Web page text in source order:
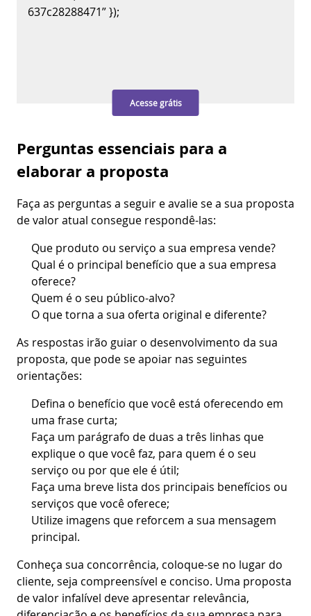
Acesse grátis
637c28288471” });
Perguntas essenciais para a
elaborar a proposta
Faça as perguntas a seguir e avalie se a sua proposta
de valor atual consegue respondê-las:
Que produto ou serviço a sua empresa vende?
Qual é o principal benefício que a sua empresa
oferece?
Quem é o seu público-alvo?
O que torna a sua oferta original e diferente?
As respostas irão guiar o desenvolvimento da sua
proposta, que pode se apoiar nas seguintes
orientações:
Defina o benefício que você está oferecendo em
uma frase curta;
Faça um parágrafo de duas a três linhas que
explique o que você faz, para quem é o seu
serviço ou por que ele é útil;
Faça uma breve lista dos principais benefícios ou
serviços que você oferece;
Utilize imagens que reforcem a sua mensagem
principal.
Conheça sua concorrência, coloque-se no lugar do
cliente, seja compreensível e conciso. Uma proposta
de valor infalível deve apresentar relevância,